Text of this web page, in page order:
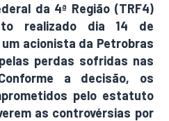
da 4ª Região (TRF4)
realizado dia 14 de
acionista da Petrobras
perdas sofridas nas
a decisão, os
pelo estatuto
as controvérsias por